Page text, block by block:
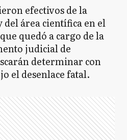
efectivos de la
área científica en el
quedó a cargo de la
judicial de
determinar con
el desenlace fatal.